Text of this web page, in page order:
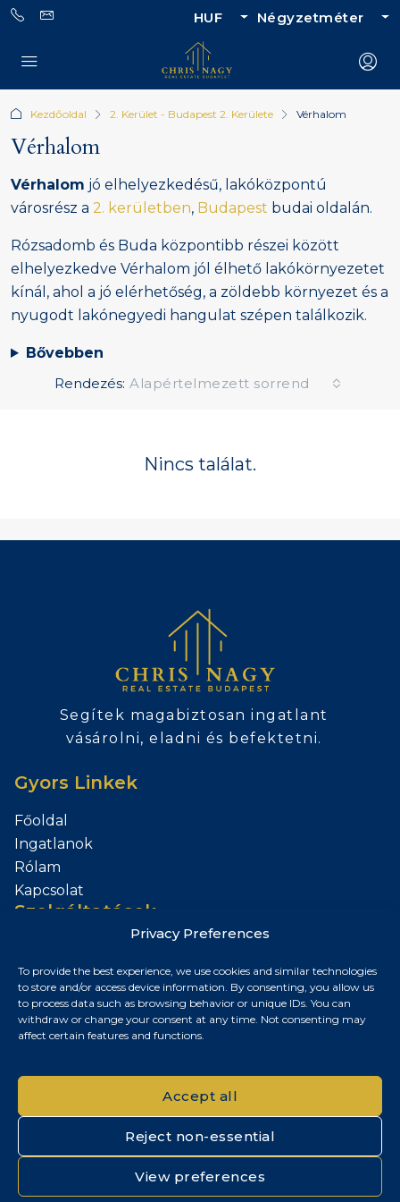
Privacy Preferences
To provide the best experience, we use cookies and similar technologies
to store and/or access device information. By consenting, you allow us
to process data such as browsing behavior or unique IDs. You can
withdraw or change your consent at any time. Not consenting may
affect certain features and functions.
Accept all
Reject non-essential
View preferences
HUF Négyzetméter
Kezdőoldal 2. Kerület - Budapest 2. Kerülete Vérhalom
Vérhalom
Vérhalom jó elhelyezkedésű, lakóközpontú
városrész a 2. kerületben, Budapest budai oldalán.
Rózsadomb és Buda központibb részei között
elhelyezkedve Vérhalom jól élhető lakókörnyezetet
kínál, ahol a jó elérhetőség, a zöldebb környezet és a
nyugodt lakónegyedi hangulat szépen találkozik.
Bővebben
Rendezés: Alapértelmezett sorrend
Nincs találat.
Segítek magabiztosan ingatlant
vásárolni, eladni és befektetni.
Gyors Linkek
Főoldal
Ingatlanok
Rólam
Kapcsolat
Szolgáltatások
Kapcsolat
Budapest, Magyarország
+36 30 687 6790
© 2026 Chris Nagy Real Estate. Minden jog fenntartva.
Adatvédelmi tájékoztató|Cookie szabályzat